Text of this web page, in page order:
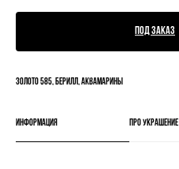
Под заказ
Золото 585, берилл, аквамарины
Информация Про украшение